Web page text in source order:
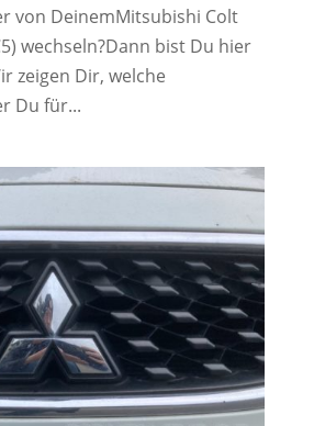
von DeinemMitsubishi Colt
wechseln?Dann bist Du hier
zeigen Dir, welche
Du für...